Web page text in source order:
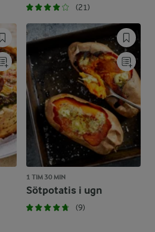
(21)
1 TIM 30 MIN
Sötpotatis i ugn
(9)